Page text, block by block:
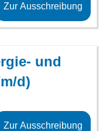
Zur Ausschreibung
und
d)
Zur Ausschreibung